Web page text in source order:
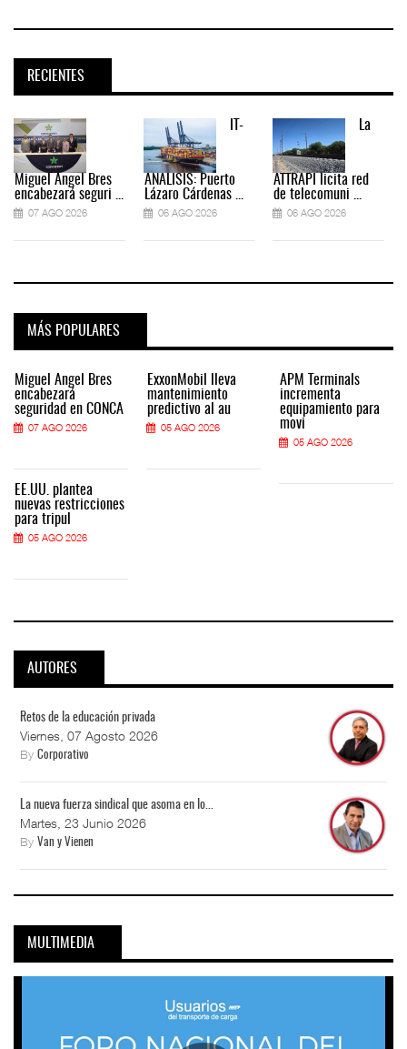
RECIENTES
Miguel Ángel Bres
encabezará seguri ...
07 AGO 2026
IT-
ANÁLISIS: Puerto
Lázaro Cárdenas ...
06 AGO 2026
La
ATTRAPI licita red
de telecomuni ...
06 AGO 2026
MÁS POPULARES
Miguel Ángel Bres
encabezará
seguridad en CONCA
07 AGO 2026
EE.UU. plantea
nuevas restricciones
para tripul
05 AGO 2026
ExxonMobil lleva
mantenimiento
predictivo al au
05 AGO 2026
APM Terminals
incrementa
equipamiento para
movi
05 AGO 2026
AUTORES
Retos de la educación privada
Viernes, 07 Agosto 2026
By Corporativo
La nueva fuerza sindical que asoma en lo...
Martes, 23 Junio 2026
By Van y Vienen
MULTIMEDIA